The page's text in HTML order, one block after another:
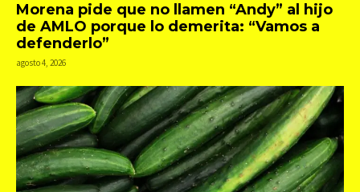
Morena pide que no llamen “Andy” al hijo
de AMLO porque lo demerita: “Vamos a
defenderlo”
agosto 4, 2026